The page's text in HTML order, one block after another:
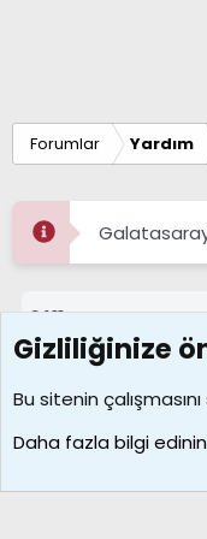
Forumlar Yardım
Galatasaray
8411
Konular
Çerezler
Galatasaray Basketbol | GS
Gizliliğinize
Bu sitenin
Daha fazla bilgi edinin